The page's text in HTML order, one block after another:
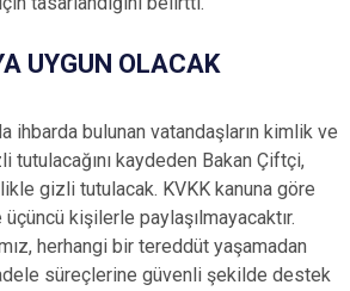
UYGUN OLACAK
ihbarda bulunan vatandaşların kimlik ve
kaydeden Bakan Çiftçi,
gizli tutulacak. KVKK kanuna göre
kişilerle paylaşılmayacaktır.
herhangi bir tereddüt yaşamadan
süreçlerine güvenli şekilde destek